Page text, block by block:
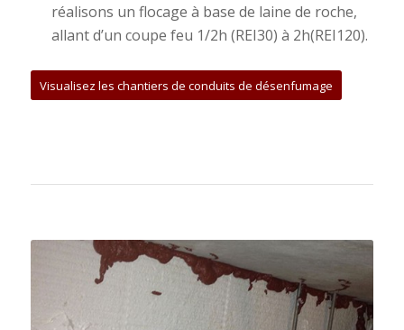
réalisons un flocage à base de laine de roche,
allant d’un coupe feu 1/2h (REI30) à 2h(REI120).
Visualisez les chantiers de conduits de désenfumage